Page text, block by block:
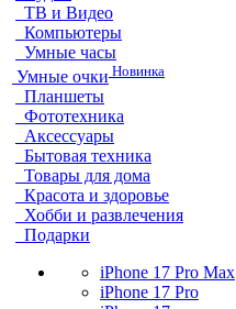
ТВ и Видео
Компьютеры
Умные часы
Умные очки Новинка
Планшеты
Фототехника
Аксессуары
Бытовая техника
Товары для дома
Красота и здоровье
Хобби и развлечения
Подарки
iPhone 17 Pro Max
iPhone 17 Pro